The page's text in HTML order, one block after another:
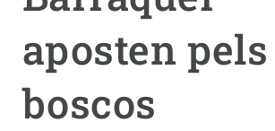
aposten pels
boscos
PARTICIPA
NOTÍCIES I AGENDA